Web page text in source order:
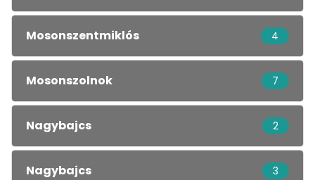
Mosonszentmiklós 4
Mosonszolnok 7
Nagybajcs 2
Nagybajcs 3